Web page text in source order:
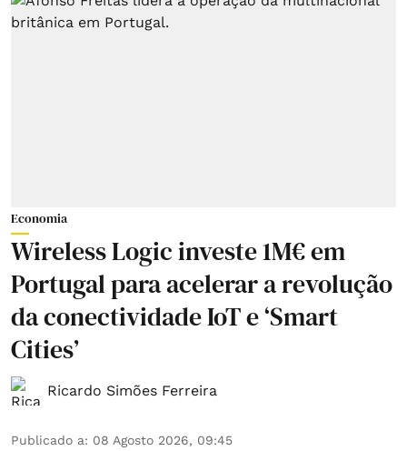
Economia
Wireless Logic investe 1M€ em
Portugal para acelerar a revolução
da conectividade IoT e ‘Smart
Cities’
Ricardo Simões Ferreira
Publicado a: 08 Agosto 2026, 09:45